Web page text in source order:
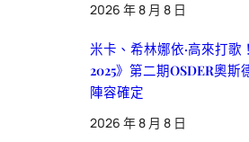
2026 年 8 月 8 日
米卡、希林娜依·高來打歌
2025》第二期OSDER奧斯
陣容確定
2026 年 8 月 8 日